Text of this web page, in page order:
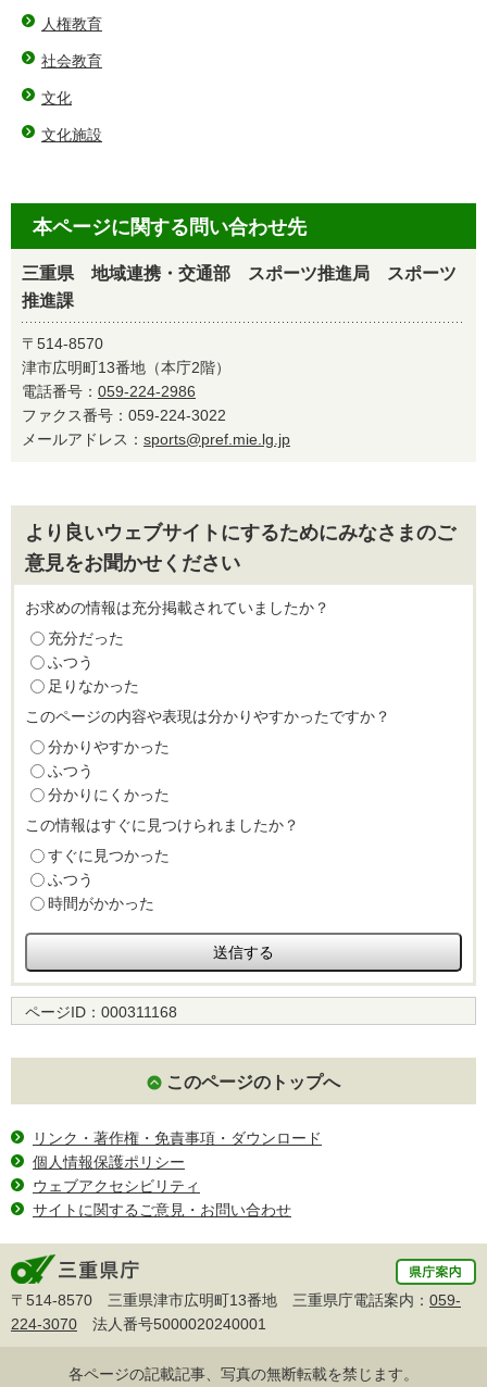
人権教育
社会教育
文化
文化施設
本ページに関する問い合わせ先
三重県 地域連携・交通部 スポーツ推進局 スポーツ
推進課
〒514-8570
津市広明町13番地（本庁2階）
電話番号： 059-224-2986
ファクス番号：059-224-3022
メールアドレス： sports@pref.mie.lg.jp
より良いウェブサイトにするためにみなさまのご
意見をお聞かせください
お求めの情報は充分掲載されていましたか？
充分だった
ふつう
足りなかった
このページの内容や表現は分かりやすかったですか？
分かりやすかった
ふつう
分かりにくかった
この情報はすぐに見つけられましたか？
すぐに見つかった
ふつう
時間がかかった
ページID： 000311168
このページのトップへ
リンク・著作権・免責事項・ダウンロード
個人情報保護ポリシー
ウェブアクセシビリティ
サイトに関するご意見・お問い合わせ
〒514-8570 三重県津市広明町13番地 三重県庁電話案内： 059-
224-3070 法人番号5000020240001
各ページの記載記事、写真の無断転載を禁じます。